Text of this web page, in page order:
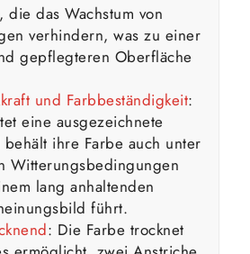
die das Wachstum von
verhindern, was zu einer
gepflegteren Oberfläche
und Farbbeständigkeit:
eine ausgezeichnete
behält ihre Farbe auch unter
Witterungsbedingungen
lang anhaltenden
führt.
: Die Farbe trocknet